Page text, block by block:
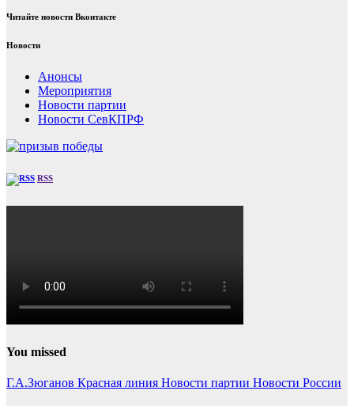
Читайте новости Вконтакте
Новости
Анонсы
Мероприятия
Новости партии
Новости СевКПРФ
RSS
You missed
Г.А.Зюганов Красная линия Новости партии Новости России